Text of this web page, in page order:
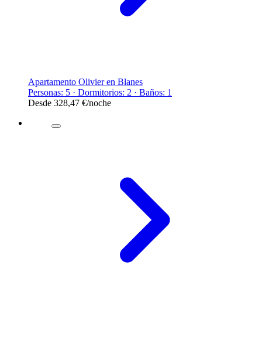
Apartamento Olivier en Blanes
Personas: 5 · Dormitorios: 2 · Baños: 1
Desde 328,47 €/noche